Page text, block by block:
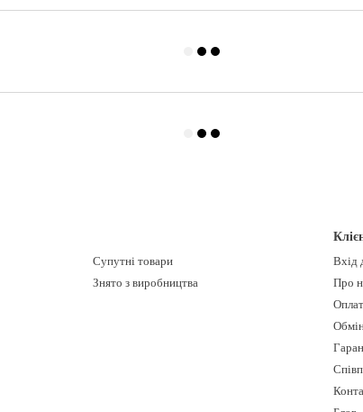
Супутні товари
Знято з виробництва
Вхід
Про